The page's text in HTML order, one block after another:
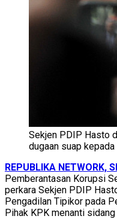
Sekjen PDIP Hasto
dugaan suap
REPUBLIKA NETWORK,
Pemberantasan Korupsi
perkara Sekjen PDIP
Pengadilan Tipikor pada
Pihak KPK menanti